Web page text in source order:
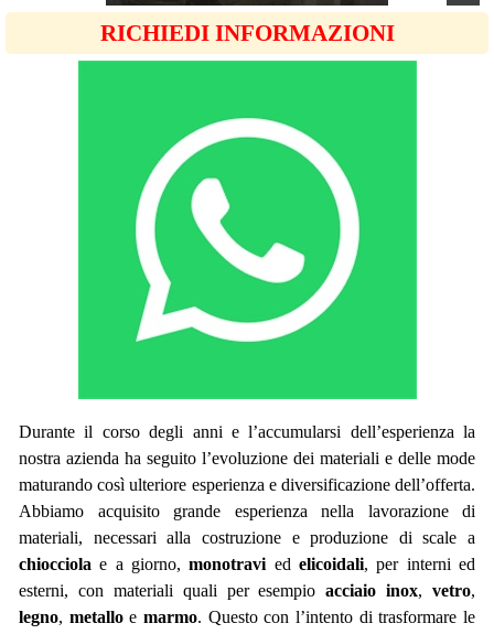
RICHIEDI INFORMAZIONI
Durante il corso degli anni e l’accumularsi dell’esperienza la
nostra azienda ha seguito l’evoluzione dei materiali e delle mode
maturando così ulteriore esperienza e diversificazione dell’offerta.
Abbiamo acquisito grande esperienza nella lavorazione di
materiali, necessari alla costruzione e produzione di scale a
chiocciola e a giorno,monotravi edelicoidali, per interni ed
esterni, con materiali quali per esempioacciaio inox, vetro,
legno, metalloemarmo. Questo con l’intento di trasformare le